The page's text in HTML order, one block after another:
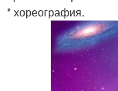
* хореография.